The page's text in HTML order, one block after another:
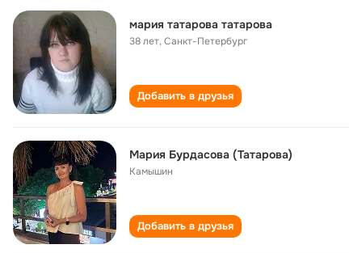
мария татарова татарова
38 лет,Санкт-Петербург
Добавить в друзья
Мария Бурдасова (Татарова)
Камышин
Добавить в друзья